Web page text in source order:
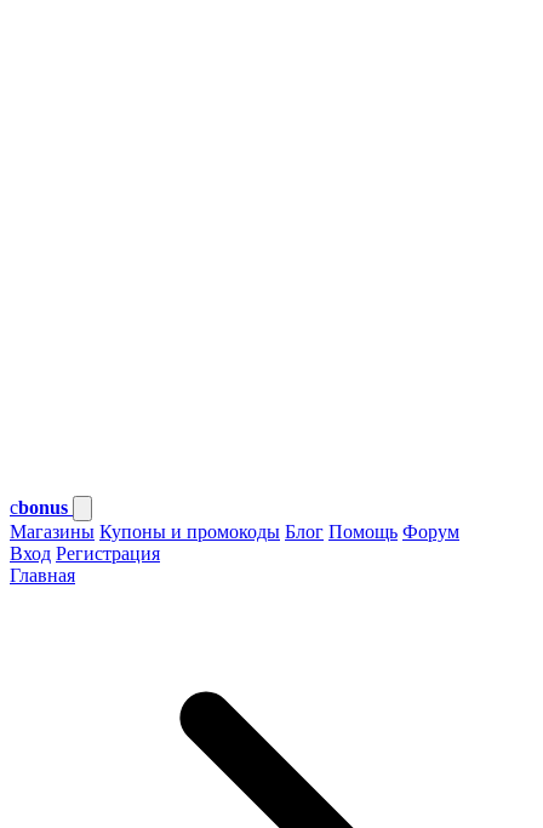
cbonus
Магазины Купоны и промокоды Блог Помощь Форум
Вход Регистрация
Главная